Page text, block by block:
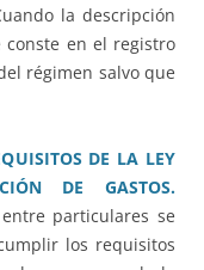
la descripción
en el registro
régimen salvo que
DE LA LEY
DE GASTOS.
particulares se
los requisitos